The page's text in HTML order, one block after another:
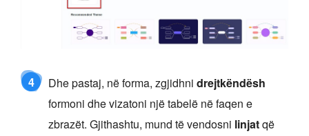
4 Dhe pastaj, në forma, zgjidhni drejtkëndësh
formoni dhe vizatoni një tabelë në faqen e
zbrazët. Gjithashtu, mund të vendosni linjatqë